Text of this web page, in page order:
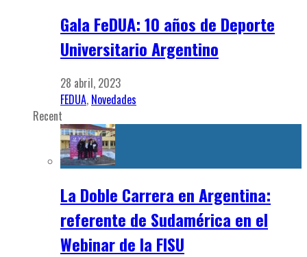
Gala FeDUA: 10 años de Deporte
Universitario Argentino
28 abril, 2023
FEDUA, Novedades
Recent
La Doble Carrera en Argentina:
referente de Sudamérica en el
Webinar de la FISU